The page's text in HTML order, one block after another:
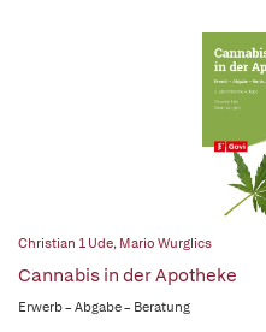
Christian 1 Ude, Mario Wurglics
Cannabis in der Apotheke
Erwerb – Abgabe – Beratung